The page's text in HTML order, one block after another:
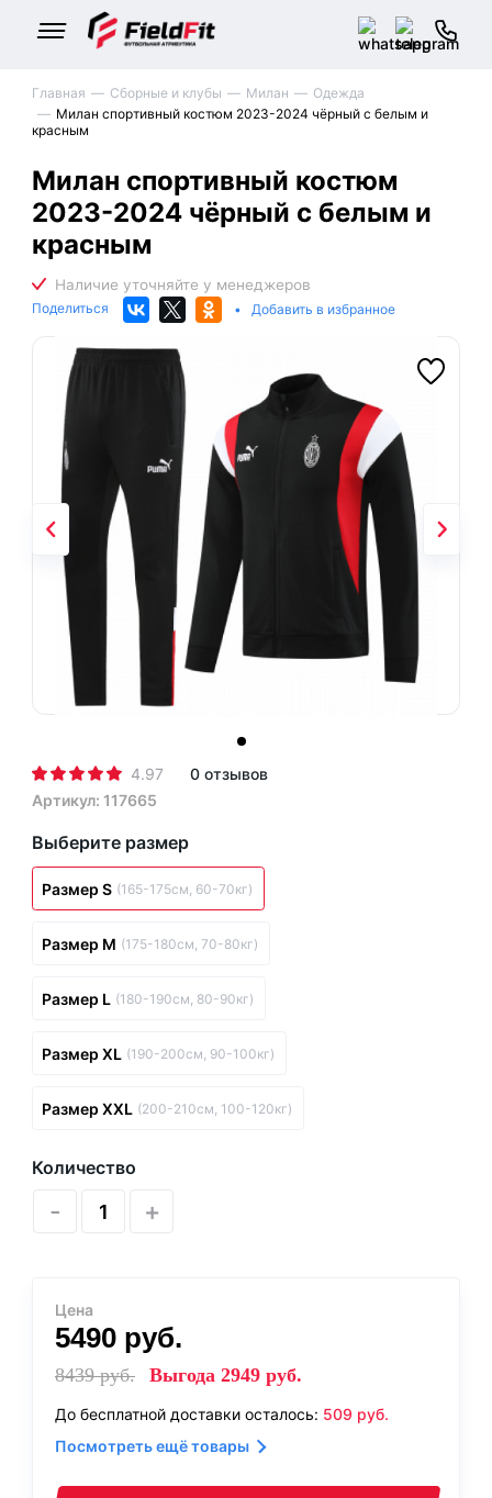
Главная Сборные и клубы Милан
Одежда
Милан спортивный костюм 2023-2024 чёрный с белым и
красным
Милан спортивный костюм
2023-2024 чёрный с белым и
красным
Поделиться • Добавить в избранное
4.97
0 отзывов
Артикул: 117665
Выберите размер
Размер S (165-175см, 60-70кг)
Размер M (175-180см, 70-80кг)
Размер L (180-190см, 80-90кг)
Размер XL (190-200см, 90-100кг)
Размер XXL (200-210см, 100-120кг)
Количество
- +
Цена
5490 руб.
8439руб. Выгода 2949 руб.
До бесплатной доставки осталось: 509 руб.
Посмотреть ещё товары